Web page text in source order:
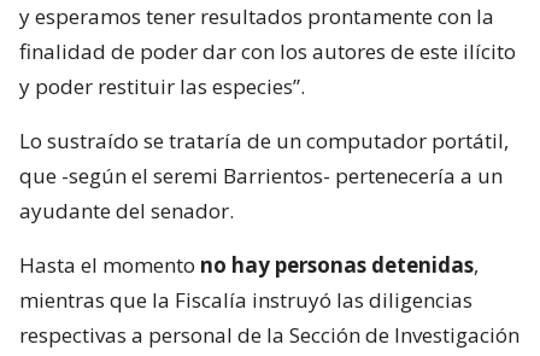
y esperamos tener resultados prontamente con la
finalidad de poder dar con los autores de este ilícito
y poder restituir las especies”.
Lo sustraído se trataría de un computador portátil,
que -según el seremi Barrientos- pertenecería a un
ayudante del senador.
Hasta el momento no hay personas detenidas,
mientras que la Fiscalía instruyó las diligencias
respectivas a personal de la Sección de Investigación